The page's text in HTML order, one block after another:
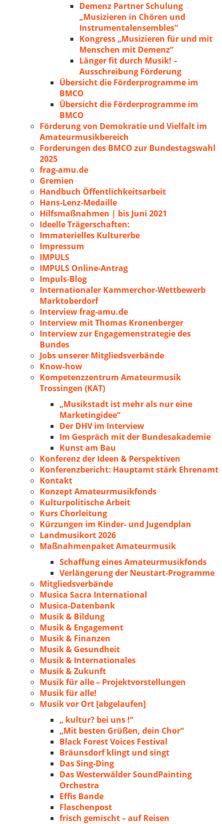
Demenz Partner Schulung
„Musizieren in Chören und
Instrumentalensembles“
Kongress „Musizieren für und mit
Menschen mit Demenz“
Länger fit durch Musik! –
Ausschreibung Förderung
Übersicht die Förderprogramme im
BMCO
Übersicht die Förderprogramme im
BMCO
Förderung von Demokratie und Vielfalt im
Amateurmusikbereich
Forderungen des BMCO zur Bundestagswahl
2025
frag-amu.de
Gremien
Handbuch Öffentlichkeitsarbeit
Hans-Lenz-Medaille
Hilfsmaßnahmen | bis Juni 2021
Ideelle Trägerschaften:
Immaterielles Kulturerbe
Impressum
IMPULS
IMPULS Online-Antrag
Impuls-Blog
Internationaler Kammerchor-Wettbewerb
Marktoberdorf
Interview frag-amu.de
Interview mit Thomas Kronenberger
Interview zur Engagemenstrategie des
Bundes
Jobs unserer Mitgliedsverbände
Know-how
Kompetenzzentrum Amateurmusik
Trossingen (KAT)
„Musikstadt ist mehr als nur eine
Marketingidee“
Der DHV im Interview
Im Gespräch mit der Bundesakademie
Kunst am Bau
Konferenz der Ideen & Perspektiven
Konferenzbericht: Hauptamt stärk Ehrenamt
Kontakt
Konzept Amateurmusikfonds
Kulturpolitische Arbeit
Kurs Chorleitung
Kürzungen im Kinder- und Jugendplan
Landmusikort 2026
Maßnahmenpaket Amateurmusik
Schaffung eines Amateurmusikfonds
Verlängerung der Neustart-Programme
Mitgliedsverbände
Musica Sacra International
Musica-Datenbank
Musik & Bildung
Musik & Engagement
Musik & Finanzen
Musik & Gesundheit
Musik & Internationales
Musik & Zukunft
Musik für alle – Projektvorstellungen
Musik für alle!
Musik vor Ort [abgelaufen]
„ kultur? bei uns !“
„Mit besten Grüßen, dein Chor“
Black Forest Voices Festival
Bräunsdorf klingt und singt
Das Sing-Ding
Das Westerwälder SoundPainting
Orchestra
Effis Bande
Flaschenpost
frisch gemischt – auf Reisen